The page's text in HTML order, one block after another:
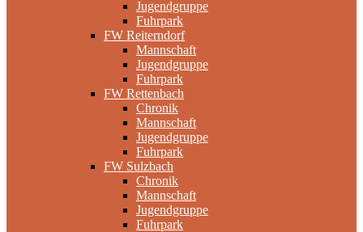
Jugendgruppe
Fuhrpark
FW Reiterndorf
Mannschaft
Jugendgruppe
Fuhrpark
FW Rettenbach
Chronik
Mannschaft
Jugendgruppe
Fuhrpark
FW Sulzbach
Chronik
Mannschaft
Jugendgruppe
Fuhrpark